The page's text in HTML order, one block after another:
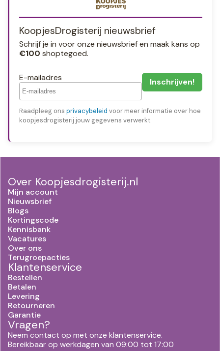
KoopjesDrogisterij nieuwsbrief
Schrijf je in voor onze nieuwsbrief en maak kans op
€100 shoptegoed.
E-mailadres
Raadpleeg ons privacybeleid voor meer informatie over hoe
koopjesdrogisterij jouw gegevens verwerkt.
Over Koopjesdrogisterij.nl
Mijn account
Nieuwsbrief
Blogs
Kortingscode
Kennisbank
Vacatures
Over ons
Terugroepacties
Klantenservice
Bestellen
Betalen
Levering
Retourneren
Garantie
Vragen?
Neem contact op met onze klantenservice.
Bereikbaar op werkdagen van 09:00 tot 17:00